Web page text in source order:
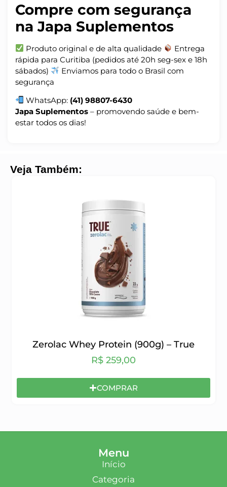
Compre com segurança
na Japa Suplementos
Produto original e de alta qualidade
Entrega
rápida para Curitiba (pedidos até 20h seg-sex e 18h
sábados)
Enviamos para todo o Brasil com
segurança
WhatsApp: (41) 98807-6430
Japa Suplementos – promovendo saúde e bem-
estar todos os dias!
Veja Também:
Zerolac Whey Protein (900g) – True
R$ 259,00
COMPRAR
Menu
Início
Categoria